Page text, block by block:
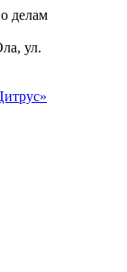
делам
ул.